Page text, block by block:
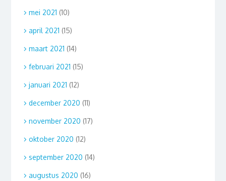
mei 2021 (10)
april 2021 (15)
maart 2021 (14)
februari 2021 (15)
januari 2021 (12)
december 2020 (11)
november 2020 (17)
oktober 2020 (12)
september 2020 (14)
augustus 2020 (16)